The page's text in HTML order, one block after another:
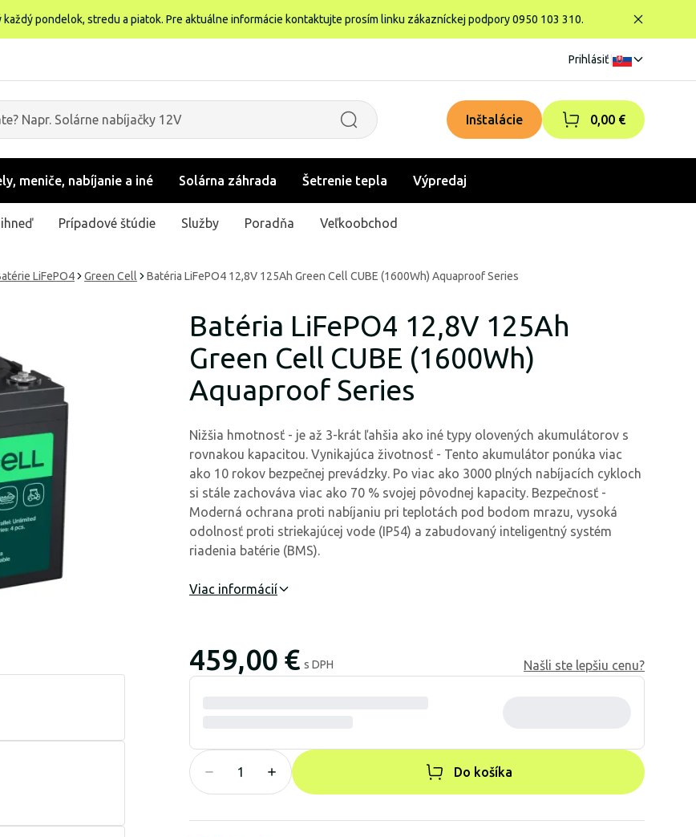
pondelok, stredu a piatok. Pre aktuálne informácie kontaktujte prosím linku zákazníckej podpory 0950 103 310.
Prihlásiť
Inštalácie 0,00 €
meniče, nabíjanie a iné Solárna záhrada Šetrenie tepla Výpredaj
Prípadové štúdie Služby Poradňa Veľkoobchod
LiFePO4 Green Cell Batéria LiFePO4 12,8V 125Ah Green Cell CUBE (1600Wh) Aquaproof Series
Batéria LiFePO4 12,8V 125Ah
Green Cell CUBE (1600Wh)
Aquaproof Series
Nižšia hmotnosť - je až 3-krát ľahšia ako iné typy olovených akumulátorov s
rovnakou kapacitou. Vynikajúca životnosť - Tento akumulátor ponúka viac
ako 10 rokov bezpečnej prevádzky. Po viac ako 3000 plných nabíjacích cykloch
si stále zachováva viac ako 70 % svojej pôvodnej kapacity. Bezpečnosť -
Moderná ochrana proti nabíjaniu pri teplotách pod bodom mrazu, vysoká
odolnosť proti striekajúcej vode (IP54) a zabudovaný inteligentný systém
riadenia batérie (BMS).
Viac informácií
459,00 € s DPH Našli ste lepšiu cenu?
Do košíka